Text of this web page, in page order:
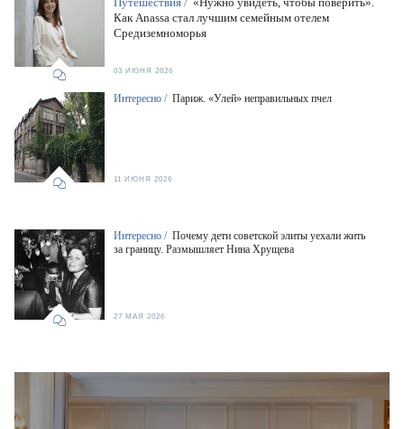
Интересно / Париж. «Улей» неправильных пчел
11 ИЮНЯ 2026
Как Anassa стал лучшим семейным отелем
Средиземноморья
03 ИЮНЯ 2026
Интересно / Почему дети советской элиты уехали жить
за границу. Размышляет Нина Хрущева
27 МАЯ 2026